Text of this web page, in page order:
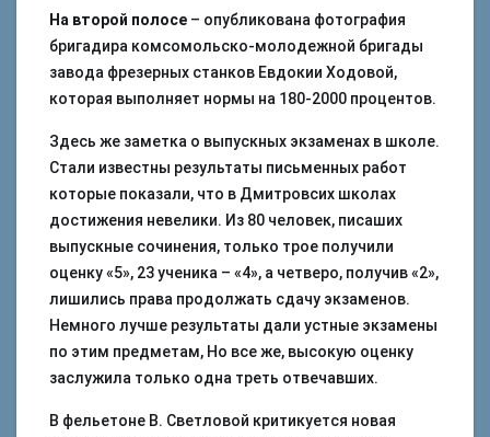
На второй полосе – опубликована фотография
бригадира комсомольско-молодежной бригады
завода фрезерных станков Евдокии Ходовой,
которая выполняет нормы на 180-2000 процентов.
Здесь же заметка о выпускных экзаменах в школе.
Стали известны результаты письменных работ
которые показали, что в Дмитровсих школах
достижения невелики. Из 80 человек, писаших
выпускные сочинения, только трое получили
оценку «5», 23 ученика – «4», а четверо, получив «2»,
лишились права продолжать сдачу экзаменов.
Немного лучше результаты дали устные экзамены
по этим предметам, Но все же, высокую оценку
заслужила только одна треть отвечавших.
В фельетоне В. Светловой критикуется новая